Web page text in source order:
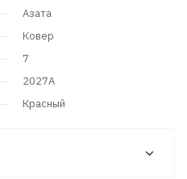
Азата
Ковер
7
2027A
Красный